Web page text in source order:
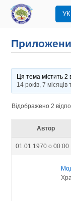
Ця тема містить 2
14 років, 7 місяців
Відображено 2
Автор
01.01.1970 о 00:00